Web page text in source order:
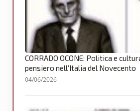
CORRADO OCONE: Politica e
pensiero nell’Italia del Novecento
04/06/2026